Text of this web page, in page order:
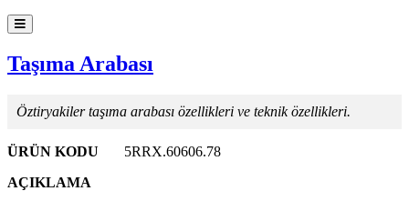
Taşıma Arabası
Öztiryakiler taşıma arabası özellikleri ve teknik özellikleri.
ÜRÜN KODU
5RRX.60606.78
AÇIKLAMA